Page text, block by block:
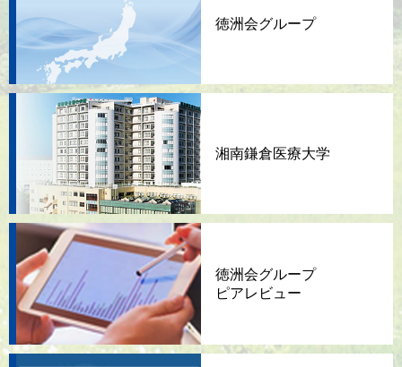
徳洲会グループ
湘南鎌倉医療大学
徳洲会グループ
ピアレビュー